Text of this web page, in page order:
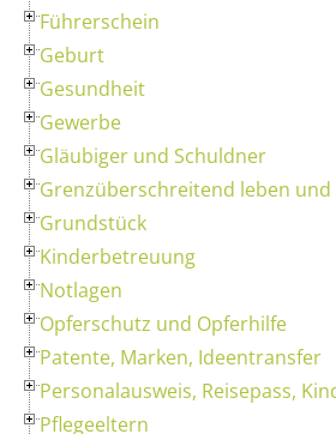
Führerschein
Geburt
Gesundheit
Gewerbe
Gläubiger und Schuldner
Grenzüberschreitend leben
Grundstück
Kinderbetreuung
Notlagen
Opferschutz und Opferhilfe
Patente, Marken, Ideentransfer
Personalausweis, Reisepass,
Pflegeeltern